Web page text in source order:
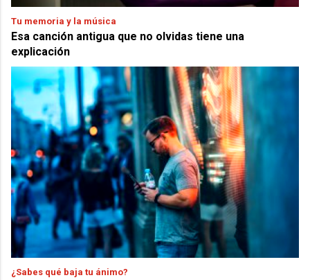
Tu memoria y la música
Esa canción antigua que no olvidas tiene una
explicación
¿Sabes qué baja tu ánimo?